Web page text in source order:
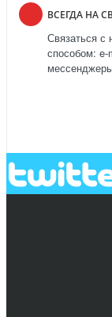
ВСЕГДА НА
Связаться
способом: